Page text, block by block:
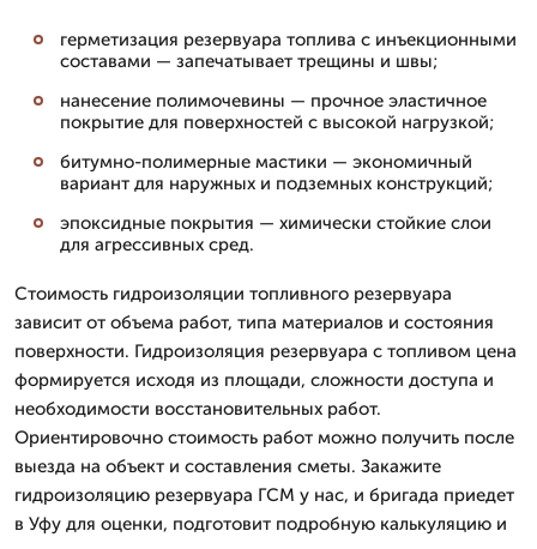
герметизация резервуара топлива с инъекционными
составами — запечатывает трещины и швы;
нанесение полимочевины — прочное эластичное
покрытие для поверхностей с высокой нагрузкой;
битумно-полимерные мастики — экономичный
вариант для наружных и подземных конструкций;
эпоксидные покрытия — химически стойкие слои
для агрессивных сред.
Стоимость гидроизоляции топливного резервуара
зависит от объема работ, типа материалов и состояния
поверхности. Гидроизоляция резервуара с топливом цена
формируется исходя из площади, сложности доступа и
необходимости восстановительных работ.
Ориентировочно стоимость работ можно получить после
выезда на объект и составления сметы. Закажите
гидроизоляцию резервуара ГСМ у нас, и бригада приедет
в Уфу для оценки, подготовит подробную калькуляцию и